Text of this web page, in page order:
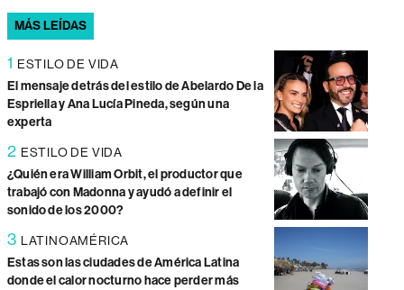
MÁS LEÍDAS
1 ESTILO DE VIDA
El mensaje detrás del estilo de Abelardo De la
Espriella y Ana Lucía Pineda, según una
experta
2 ESTILO DE VIDA
¿Quién era William Orbit, el productor que
trabajó con Madonna y ayudó a definir el
sonido de los 2000?
3 LATINOAMÉRICA
Estas son las ciudades de América Latina
donde el calor nocturno hace perder más